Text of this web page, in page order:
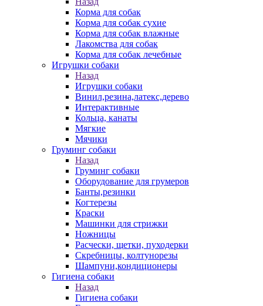
Корма для собак
Корма для собак сухие
Корма для собак влажные
Лакомства для собак
Корма для собак лечебные
Игрушки собаки
Назад
Игрушки собаки
Винил,резина,латекс,дерево
Интерактивные
Кольца, канаты
Мягкие
Мячики
Груминг собаки
Назад
Груминг собаки
Оборудование для грумеров
Банты,резинки
Когтерезы
Краски
Машинки для стрижки
Ножницы
Расчески, щетки, пуходерки
Скребницы, колтунорезы
Шампуни,кондиционеры
Гигиена собаки
Назад
Гигиена собаки